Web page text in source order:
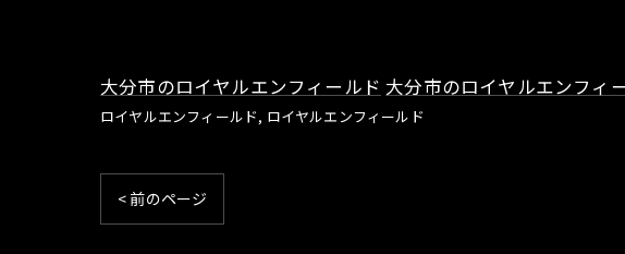
大分市のロイヤルエンフィールド 大分市のロイヤルエンフィ
ロイヤルエンフィールド ロイヤルエンフィールド
< 前のページ